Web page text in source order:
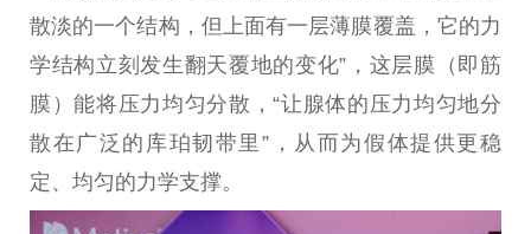
散淡的一个结构，但上面有一层薄膜覆盖，它的力
学结构立刻发生翻天覆地的变化”，这层膜（即筋
膜）能将压力均匀分散，“让腺体的压力均匀地分
散在广泛的库珀韧带里”，从而为假体提供更稳
定、均匀的力学支撑。